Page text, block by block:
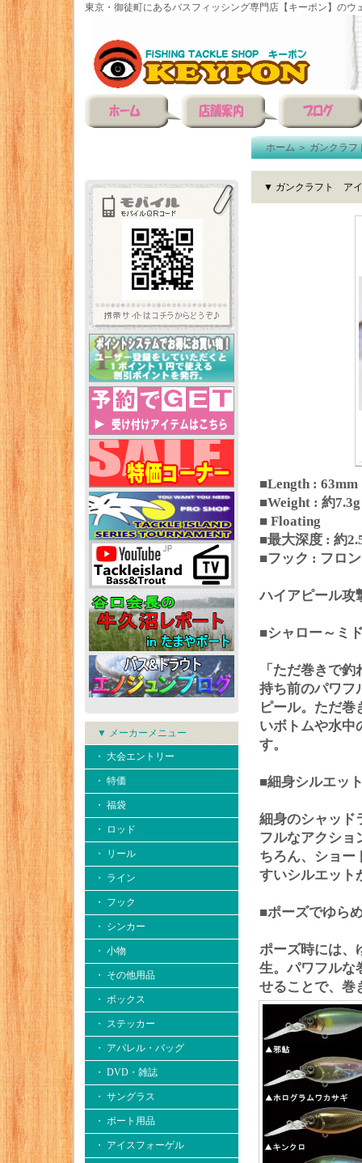
東京・御徒町にあるバスフィッシング専門店【キーポン】のウ
▼ メーカーメニュー
・ 大会エントリー
・ 特価
・ 福袋
・ ロッド
・ リール
・ ライン
・ フック
・ シンカー
・ 小物
・ その他用品
・ ボックス
・ ステッカー
・ アパレル・バッグ
・ DVD・雑誌
・ サングラス
・ ボート用品
・ アイスフォーゲル
ホーム＞ガンクラフ
▼ ガンクラフト アイ
■Length : 63mm
■Weight : 約7.3g
■ Floating
■最大深度 : 約
■フック : フロ
ハイアピール攻
■シャロー～ミ
「ただ巻きで
持ち前のパワフ
ピール。ただ
いボトムや水中
す。
■細身シルエッ
細身のシャッド
フルなアクショ
ちろん、ショー
すいシルエット
■ポーズでゆら
ポーズ時には、
生。パワフルな
せることで、巻